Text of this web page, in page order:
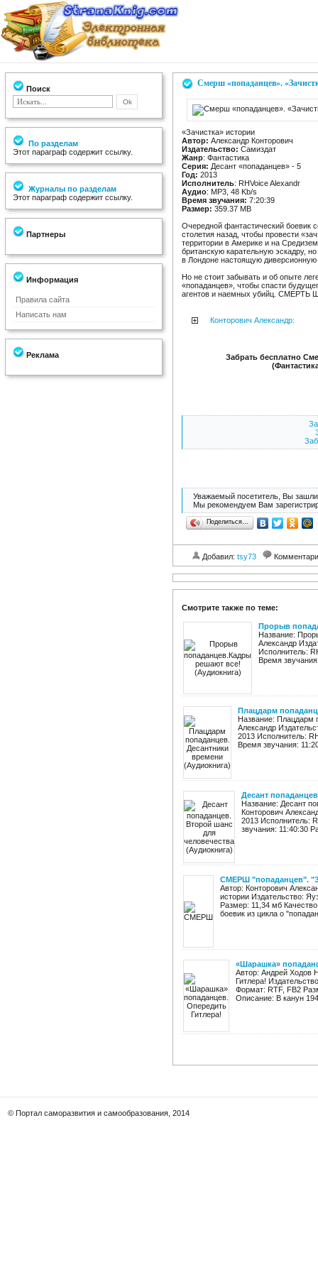
Поиск
По разделам
Этот параграф содержит ссылку.
Журналы по разделам
Этот параграф содержит ссылку.
Партнеры
Информация
Правила сайта
Написать нам
Реклама
Смерш «попаданцев».
«Зачистка» истории
Автор: Александр Конторович
Издательство: Самиздат
Жанр: Фантастика
Серия: Десант «попаданцев» - 5
Год: 2013
Исполнитель: RHVoice Alexandr
Аудио: MP3, 48 Kb/s
Время звучания: 7:20:39
Размер: 359.37 MB
Очередной фантастический боевик
столетия назад, чтобы провести
территории в Америке и на
британскую карательную эскадру,
в Лондоне настоящую
Но не стоит забывать и об опыте
«попаданцев», чтобы спасти
агентов и наемных убийц.
Конторович Александр:
Забрать бесплатно
Уважаемый посетитель, Вы зашли
Мы рекомендуем Вам
Поделиться…
Добавил: tsy73
Смотрите также по теме:
Прорыв
Название:
Александр
Исполнитель:
Время
Плацдарм
Название: Плацдарм
Александр
2013 Исполнитель:
Время звучания:
Десант
Название: Десант
Конторович
2013 Исполнитель:
звучания: 11:40:30
СМЕРШ "попаданцев".
Автор: Конторович
истории Издательство:
Размер: 11,34 мб
боевик из цикла о
«Шарашка»
Автор: Андрей Ходов
Гитлера!
Формат: RTF, FB2
Описание: В канун
© Портал саморазвития и самообразования, 2014